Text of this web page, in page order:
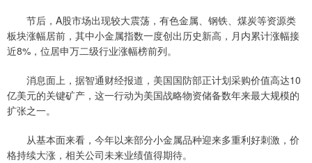
节后，A股市场出现较大震荡，有色金属、钢铁、煤炭等资源类
板块涨幅居前，其中小金属指数一度创出历史新高，月内累计涨幅接
近8%，位居申万二级行业涨幅榜前列。
消息面上，据智通财经报道，美国国防部正计划采购价值高达10
亿美元的关键矿产，这一行动为美国战略物资储备数年来最大规模的
扩张之一。
从基本面来看，今年以来部分小金属品种迎来多重利好刺激，价
格持续大涨，相关公司未来业绩值得期待。